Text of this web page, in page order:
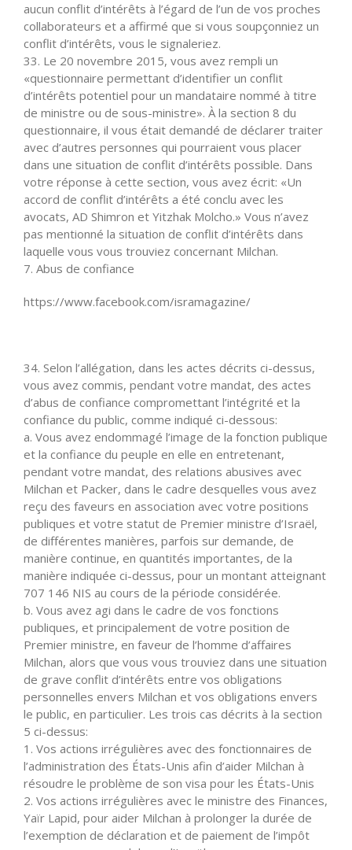
aucun conflit d’intérêts à l’égard de l’un de vos proches
collaborateurs et a affirmé que si vous soupçonniez un
conflit d’intérêts, vous le signaleriez.
33. Le 20 novembre 2015, vous avez rempli un
«questionnaire permettant d’identifier un conflit
d’intérêts potentiel pour un mandataire nommé à titre
de ministre ou de sous-ministre». À la section 8 du
questionnaire, il vous était demandé de déclarer traiter
avec d’autres personnes qui pourraient vous placer
dans une situation de conflit d’intérêts possible. Dans
votre réponse à cette section, vous avez écrit: «Un
accord de conflit d’intérêts a été conclu avec les
avocats, AD Shimron et Yitzhak Molcho.» Vous n’avez
pas mentionné la situation de conflit d’intérêts dans
laquelle vous vous trouviez concernant Milchan.
7. Abus de confiance
https://www.facebook.com/isramagazine/
34. Selon l’allégation, dans les actes décrits ci-dessus,
vous avez commis, pendant votre mandat, des actes
d’abus de confiance compromettant l’intégrité et la
confiance du public, comme indiqué ci-dessous:
a. Vous avez endommagé l’image de la fonction publique
et la confiance du peuple en elle en entretenant,
pendant votre mandat, des relations abusives avec
Milchan et Packer, dans le cadre desquelles vous avez
reçu des faveurs en association avec votre positions
publiques et votre statut de Premier ministre d’Israël,
de différentes manières, parfois sur demande, de
manière continue, en quantités importantes, de la
manière indiquée ci-dessus, pour un montant atteignant
707 146 NIS au cours de la période considérée.
b. Vous avez agi dans le cadre de vos fonctions
publiques, et principalement de votre position de
Premier ministre, en faveur de l’homme d’affaires
Milchan, alors que vous vous trouviez dans une situation
de grave conflit d’intérêts entre vos obligations
personnelles envers Milchan et vos obligations envers
le public, en particulier. Les trois cas décrits à la section
5 ci-dessus:
1. Vos actions irrégulières avec des fonctionnaires de
l’administration des États-Unis afin d’aider Milchan à
résoudre le problème de son visa pour les États-Unis
2. Vos actions irrégulières avec le ministre des Finances,
Yaïr Lapid, pour aider Milchan à prolonger la durée de
l’exemption de déclaration et de paiement de l’impôt